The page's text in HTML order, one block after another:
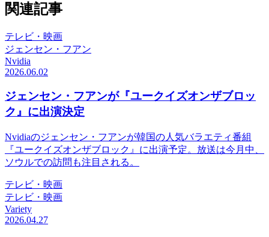
関連記事
テレビ・映画
ジェンセン・フアン
Nvidia
2026.06.02
ジェンセン・フアンが『ユークイズオンザブロッ
ク』に出演決定
Nvidiaのジェンセン・フアンが韓国の人気バラエティ番組
『ユークイズオンザブロック』に出演予定。放送は今月中、
ソウルでの訪問も注目される。
テレビ・映画
テレビ・映画
Variety
2026.04.27